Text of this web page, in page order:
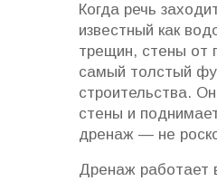
Когда речь
известный как
трещин, стены от
самый толстый
строительства.
стены и
дренаж — не
Дренаж работает